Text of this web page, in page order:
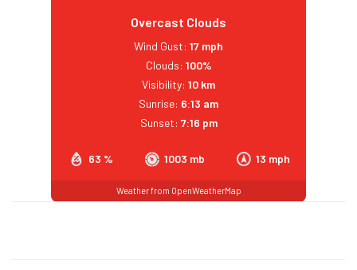
Overcast Clouds
63 % 1003 mb 13 mph
Wind Gust: 17 mph
Clouds: 100%
Visibility: 10 km
Sunrise: 6:13 am
Sunset: 7:16 pm
Weather from OpenWeatherMap